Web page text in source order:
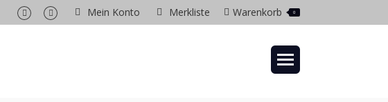
FacebookInstagramMein Konto Merkliste Warenkorb 0